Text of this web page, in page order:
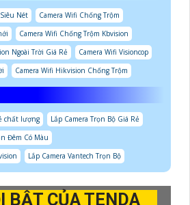
Nét
Camera Wifi Chống Trộm
Camera Wifi Chống Trộm Kbvision
Ngoài Trời Giá Rẻ
Camera Wifi Visioncop
Camera Wifi Hikvision Chống Trộm
chất lượng
Lắp Camera Trọn Bộ Giá Rẻ
Đêm Có Màu
Lắp Camera Vantech Trọn Bộ
BẬT CỦA TENDA